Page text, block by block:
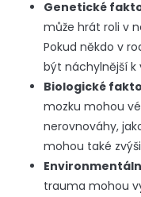
Genetické
může hrát roli v
Pokud někdo v
být náchylnější k
Biologické
mozku mohou
nerovnováhy,
mohou také
trauma mohou